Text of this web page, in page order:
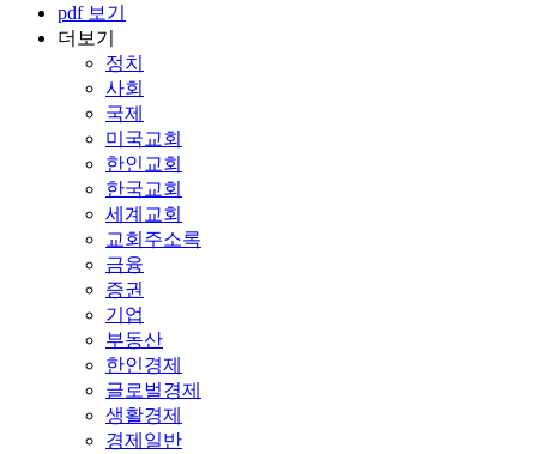
pdf 보기
더보기
정치
사회
국제
미국교회
한인교회
한국교회
세계교회
교회주소록
금융
증권
기업
부동산
한인경제
글로벌경제
생활경제
경제일반